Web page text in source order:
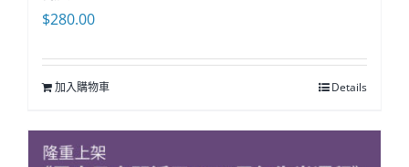
$280.00
加入購物車 Details